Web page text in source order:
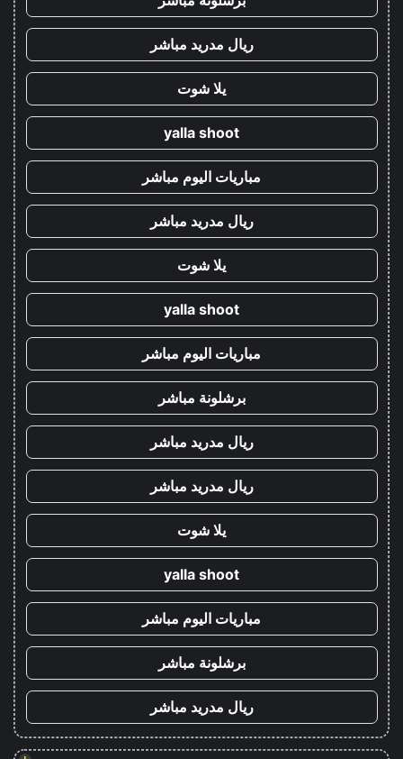
ريال مدريد مباشر
يلا شوت
yalla shoot
مباريات اليوم مباشر
ريال مدريد مباشر
يلا شوت
yalla shoot
مباريات اليوم مباشر
برشلونة مباشر
ريال مدريد مباشر
ريال مدريد مباشر
يلا شوت
yalla shoot
مباريات اليوم مباشر
برشلونة مباشر
ريال مدريد مباشر